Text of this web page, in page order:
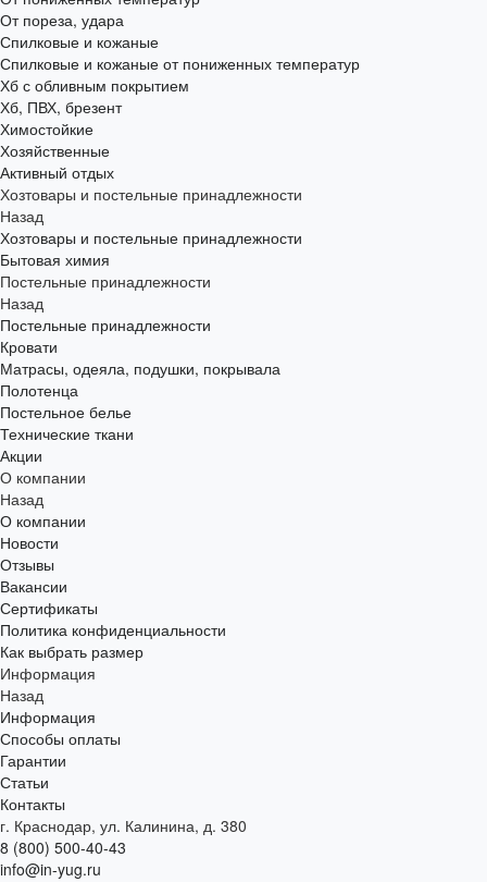
От пореза, удара
Спилковые и кожаные
Спилковые и кожаные от пониженных температур
Хб с обливным покрытием
Хб, ПВХ, брезент
Химостойкие
Хозяйственные
Активный отдых
Хозтовары и постельные принадлежности
Назад
Хозтовары и постельные принадлежности
Бытовая химия
Постельные принадлежности
Назад
Постельные принадлежности
Кровати
Матрасы, одеяла, подушки, покрывала
Полотенца
Постельное белье
Технические ткани
Акции
О компании
Назад
О компании
Новости
Отзывы
Вакансии
Сертификаты
Политика конфиденциальности
Как выбрать размер
Информация
Назад
Информация
Способы оплаты
Гарантии
Статьи
Контакты
г. Краснодар, ул. Калинина, д. 380
8 (800) 500-40-43
info@in-yug.ru